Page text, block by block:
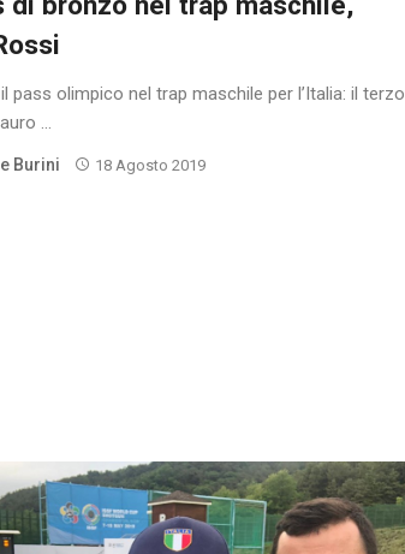
pass olimpico nel trap maschile per l’Italia: il terzo
...
Burini 18 Agosto 2019